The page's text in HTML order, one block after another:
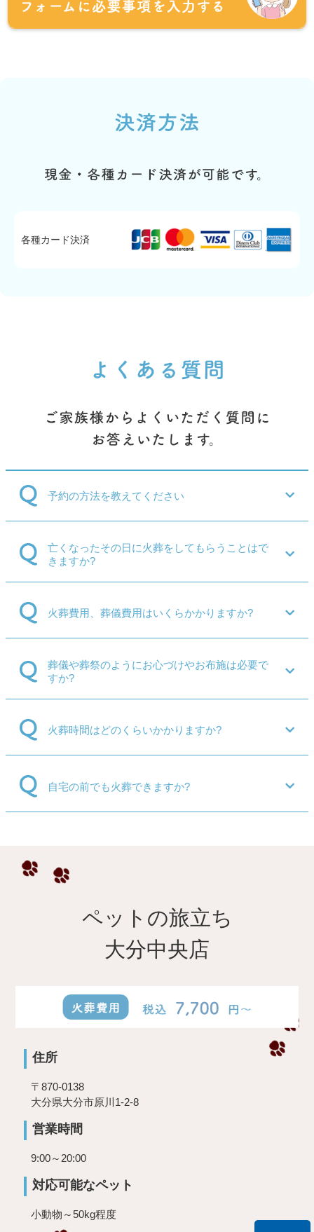
各種カード決済
予約の方法を教えてください
亡くなったその日に火葬をしてもらうことはで
きますか?
火葬費用、葬儀費用はいくらかかりますか?
葬儀や葬祭のようにお心づけやお布施は必要で
すか?
火葬時間はどのくらいかかりますか?
自宅の前でも火葬できますか?
ペットの旅立ち
大分中央店
住所
〒870-0138
大分県大分市原川1-2-8
営業時間
9:00～20:00
対応可能なペット
小動物～50kg程度